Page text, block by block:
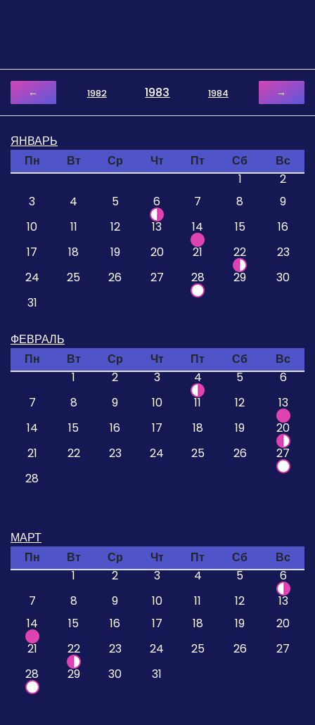
← 1982 1983 1984 →
ЯНВАРЬ
Пн
Вт Ср Чт Пт Сб
Вс
1
2
3
4 5 6 7 8
9
10
11 12 13 14 15
16
17
18 19 20 21 22
23
24
25 26 27 28 29
30
31
ФЕВРАЛЬ
Пн
Вт Ср Чт Пт Сб
Вс
1
2 3 4 5
6
7
8 9 10 11 12
13
14
15 16 17 18 19
20
21
22 23 24 25 26
27
28
МАРТ
Пн
Вт Ср Чт Пт Сб
Вс
1
2 3 4 5
6
7
8 9 10 11 12
13
14
15 16 17 18 19
20
21
22 23 24 25 26
27
28
29 30 31